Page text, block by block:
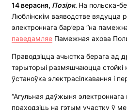
14 верасня, Позірк. На польска-
Люблінскім ваяводстве вядуцца
электроннага бар’ера “на
паведамляе Памежная ахова
Праводзіцца ачыстка берага ад
тэрыторыі размяшчаюцца стойкі
ўстаноўка электрасілкавання і
“Агульная даўжыня электроннага
праходзіць на гэтым участку ў